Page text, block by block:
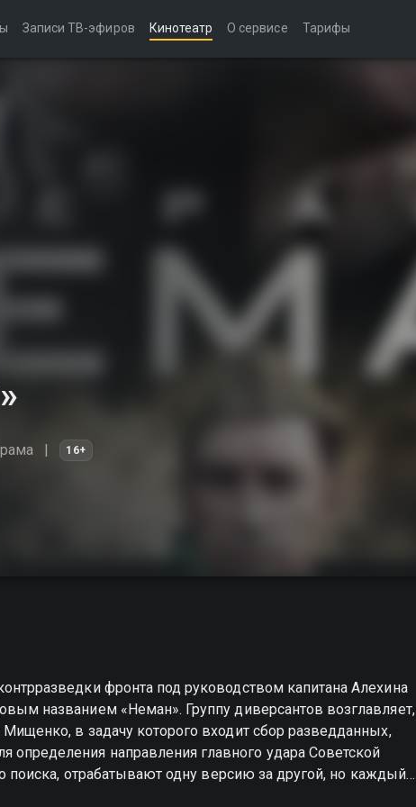
Записи ТВ-эфиров Кинотеатр О сервисе Тарифы
16+
фронта под руководством капитана Алехина
названием «Неман». Группу диверсантов возглавляет,
в задачу которого входит сбор разведданных,
направления главного удара Советской
поиска, отрабатывают одну версию за другой, но каждый